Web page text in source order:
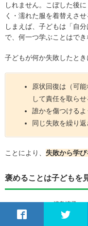
しれません。こぼした後
く・濡れた服を着替えさ
しまえば、子どもは「自
で、何一つ学ぶことはでき
子どもが何か失敗したとき
原状回復は（可
して責任を取らせ
誰かを傷つけるよ
同じ失敗を繰り返
ことにより、 失敗から学び
褒めることは子どもを
清島涼子
今まで